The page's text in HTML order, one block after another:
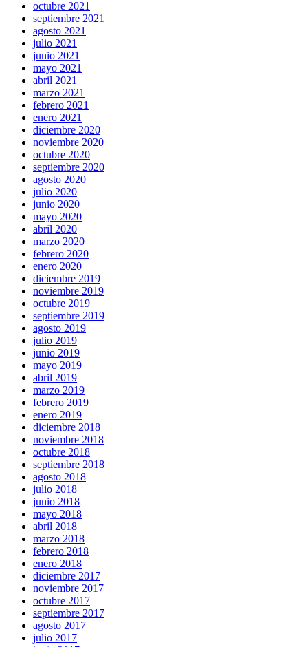
octubre 2021
septiembre 2021
agosto 2021
julio 2021
junio 2021
mayo 2021
abril 2021
marzo 2021
febrero 2021
enero 2021
diciembre 2020
noviembre 2020
octubre 2020
septiembre 2020
agosto 2020
julio 2020
junio 2020
mayo 2020
abril 2020
marzo 2020
febrero 2020
enero 2020
diciembre 2019
noviembre 2019
octubre 2019
septiembre 2019
agosto 2019
julio 2019
junio 2019
mayo 2019
abril 2019
marzo 2019
febrero 2019
enero 2019
diciembre 2018
noviembre 2018
octubre 2018
septiembre 2018
agosto 2018
julio 2018
junio 2018
mayo 2018
abril 2018
marzo 2018
febrero 2018
enero 2018
diciembre 2017
noviembre 2017
octubre 2017
septiembre 2017
agosto 2017
julio 2017